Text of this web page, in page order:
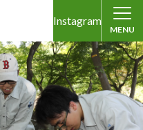
Instagram
MENU